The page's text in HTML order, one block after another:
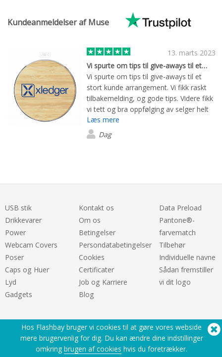
Kundeanmeldelser af Muse
13. marts 2023
Vi spurte om tips til give-aways til et…
Vi spurte om tips til give-aways til et
stort kunde arrangement. Vi fikk raskt
tilbakemelding, og gode tips. Videre fikk
vi tett og bra oppfølging av selger helt
til produktene var levert. Produktene var
meget bra.
Læs mere
Dag
USB stik
Drikkevarer
Power
Webcam Covers
Poser
Caps og Huer
Lyd
Gadgets
Kontakt os
Om os
Betingelser
Persondatabetingelser
Cookies
Certificater
Job og Karriere
Blog
Data Preload
Pantone®-
farvematch
Tilbehør
Individuelle navne
Sådan fremstiller
vi dit logo
Hos Flashbay bruger vi cookies til at gøre vores webside
mere brugervenlig for dig. Du kan ændre dine indstillinger
omkring brugen af cookies hvis du foretrækker.